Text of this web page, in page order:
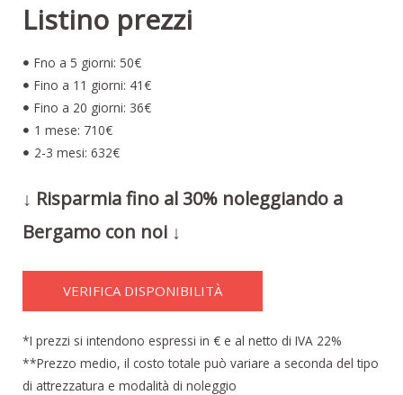
Listino prezzi
Fno a 5 giorni: 50€
Fino a 11 giorni: 41€
Fino a 20 giorni: 36€
1 mese: 710€
2-3 mesi: 632€
↓ Risparmia fino al 30% noleggiando a
Bergamo con noi ↓
VERIFICA DISPONIBILITÀ
*I prezzi si intendono espressi in € e al netto di IVA 22%
**Prezzo medio, il costo totale può variare a seconda del tipo
di attrezzatura e modalità di noleggio